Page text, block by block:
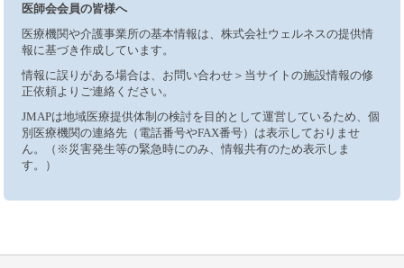
医師会会員の皆様へ
医療機関や介護事業所の基本情報は、株式会社ウェルネスの提供情
報に基づき作成しています。
情報に誤りがある場合は、お問い合わせ＞当サイトの施設情報の修
正依頼よりご連絡ください。
JMAPは地域医療提供体制の検討を目的として運営しているため、個
別医療機関の連絡先（電話番号やFAX番号）は表示しておりませ
ん。（※災害発生等の緊急時にのみ、情報共有のため表示しま
す。）